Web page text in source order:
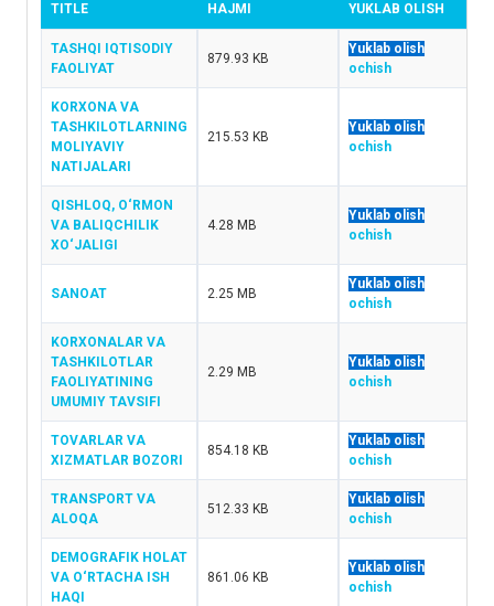
TITLE HAJMI YUKLAB OLISH
TASHQI IQTISODIY
FAOLIYAT
879.93 KB
Yuklab olish
ochish
KORXONA VA
TASHKILOTLARNING
MOLIYAVIY
NATIJALARI
215.53 KB
Yuklab olish
ochish
QISHLOQ, O‘RMON
VA BALIQCHILIK
XO‘JALIGI
4.28 MB
Yuklab olish
ochish
SANOAT 2.25 MB
Yuklab olish
ochish
KORXONALAR VA
TASHKILOTLAR
FAOLIYATINING
UMUMIY TAVSIFI
2.29 MB
Yuklab olish
ochish
TOVARLAR VA
XIZMATLAR BOZORI
854.18 KB
Yuklab olish
ochish
TRANSPORT VA
ALOQA
512.33 KB
Yuklab olish
ochish
DEMOGRAFIK HOLAT
VA O‘RTACHA ISH
HAQI
861.06 KB
Yuklab olish
ochish